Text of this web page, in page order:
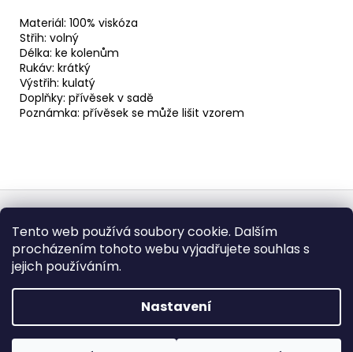
Tento web používá soubory cookie. Dalším
procházením tohoto webu vyjadřujete souhlas s
jejich používáním.
Nastavení
Materiál: 100% viskóza
Střih: volný
Délka: ke kolenům
Rukáv: krátký
Výstřih: kulatý
Doplňky: přívěsek v sadě
Poznámka: přívěsek se může lišit vzorem
Z
á
a
Formulář pro vrátení - stáhněte
Vrácení zboží
Dopravy a platby BEZPEČNÝ NÁKUP
Podmínky ochrany osobních údajů
Copyright 2026fashionweek-moda.cz. Všechna práva